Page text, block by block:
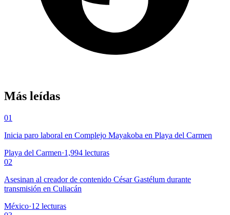
Más leídas
01
Inicia paro laboral en Complejo Mayakoba en Playa del Carmen
Playa del Carmen·1,994 lecturas
02
Asesinan al creador de contenido César Gastélum durante
transmisión en Culiacán
México·12 lecturas